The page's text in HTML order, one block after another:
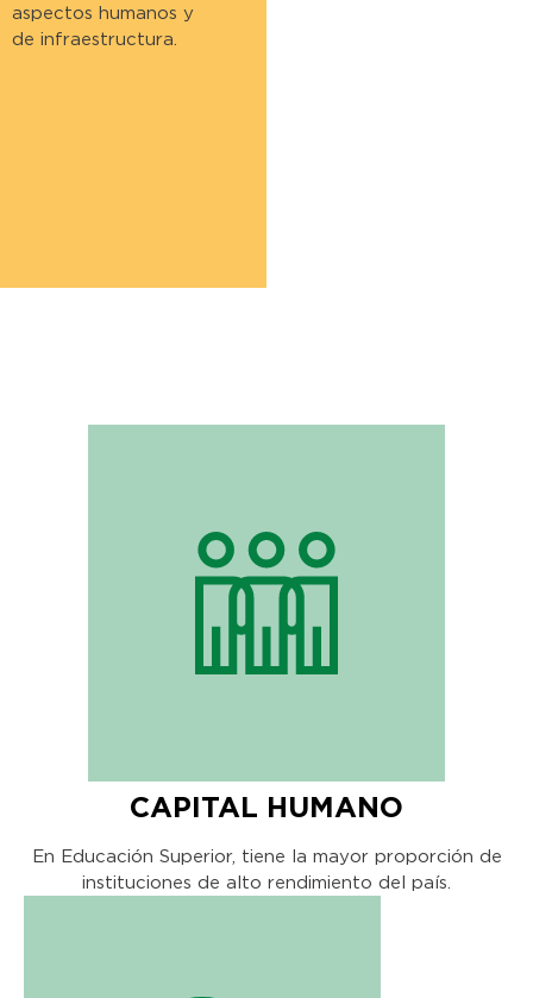
aspectos humanos y
de infraestructura.
CAPITAL HUMANO
En Educación Superior, tiene la mayor proporción de
instituciones de alto rendimiento del país.